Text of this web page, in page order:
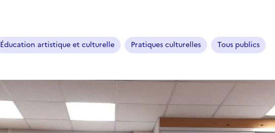
Éducation artistique et culturelle Pratiques culturelles Tous publics